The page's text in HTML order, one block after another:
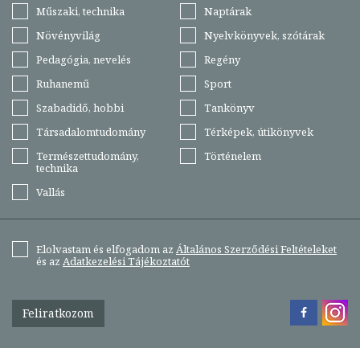
Műszaki, technika
Naptárak
Növényvilág
Nyelvkönyvek, szótárak
Pedagógia, nevelés
Regény
Ruhanemű
Sport
Szabadidő, hobbi
Tankönyv
Társadalomtudomány
Térképek, útikönyvek
Természettudomány,
technika
Történelem
Vallás
Elolvastam és elfogadom az Általános Szerződési Feltételeket
és az Adatkezelési Tájékoztatót
Feliratkozom